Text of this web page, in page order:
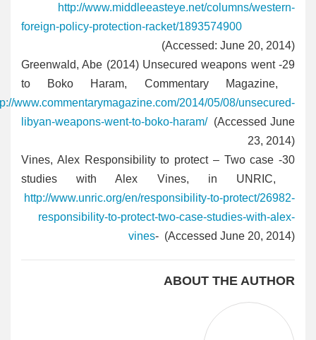
http://www.middleeasteye.net/columns/western-
foreign-policy-protection-racket/1893574900
(Accessed: June 20, 2014)
29-
Greenwald, Abe (2014) Unsecured weapons went
to Boko Haram, Commentary Magazine,
www.commentarymagazine.com/2014/05/08/unsecured-
libyan-weapons-went-to-boko-haram/(Accessed June
23, 2014)
30-
Vines, Alex Responsibility to protect – Two case
studies with Alex Vines, in UNRIC,
http://www.unric.org/en/responsibility-to-protect/26982-
responsibility-to-protect-two-case-studies-with-alex-
vines- (Accessed June 20, 2014)
ABOUT THE AUTHOR